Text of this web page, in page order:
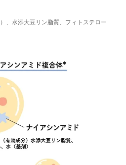
、水添大豆リン脂質、フィトステロー